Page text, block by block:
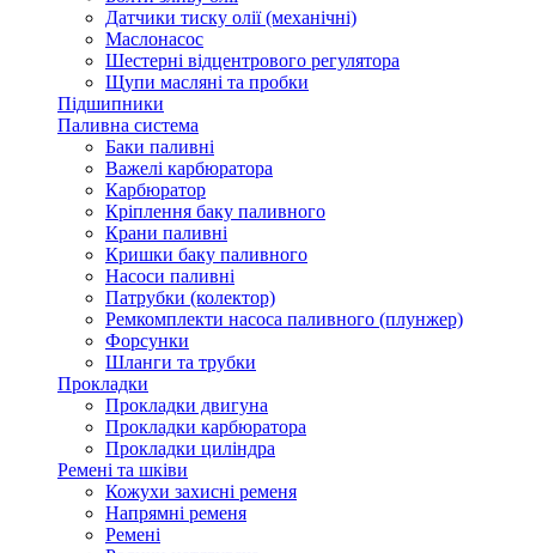
Датчики тиску олії (механічні)
Маслонасос
Шестерні відцентрового регулятора
Щупи масляні та пробки
Підшипники
Паливна система
Баки паливні
Важелі карбюратора
Карбюратор
Кріплення баку паливного
Крани паливні
Кришки баку паливного
Насоси паливні
Патрубки (колектор)
Ремкомплекти насоса паливного (плунжер)
Форсунки
Шланги та трубки
Прокладки
Прокладки двигуна
Прокладки карбюратора
Прокладки циліндра
Ремені та шківи
Кожухи захисні ременя
Напрямні ременя
Ремені